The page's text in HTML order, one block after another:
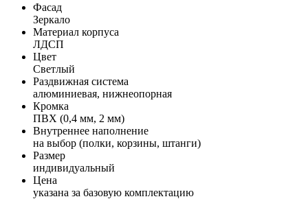
Фасад
Зеркало
Материал корпуса
ЛДСП
Цвет
Светлый
Раздвижная система
алюминиевая, нижнеопорная
Кромка
ПВХ (0,4 мм, 2 мм)
Внутреннее наполнение
на выбор (полки, корзины, штанги)
Размер
индивидуальный
Цена
указана за базовую комплектацию